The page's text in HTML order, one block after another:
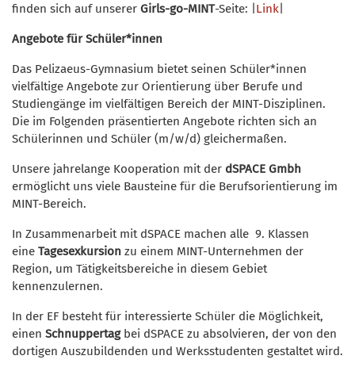
finden sich auf unserer Girls-go-MINT-Seite: | Link
Angebote für Schüler*innen
Das Pelizaeus-Gymnasium bietet seinen Schüler*innen
vielfältige Angebote zur Orientierung über Berufe und
Studiengänge im vielfältigen Bereich der MINT-Disziplinen.
Die im Folgenden präsentierten Angebote richten sich an
Schülerinnen und Schüler (m/w/d) gleichermaßen.
Unsere jahrelange Kooperation mit der dSPACE Gmbh
ermöglicht uns viele Bausteine für die Berufsorientierung im
MINT-Bereich.
In Zusammenarbeit mit dSPACE machen alle 9. Klassen
eine Tagesexkursion zu einem MINT-Unternehmen der
Region, um Tätigkeitsbereiche in diesem Gebiet
kennenzulernen.
In der EF besteht für interessierte Schüler die Möglichkeit,
einen Schnuppertagbei dSPACE zu absolvieren, der von den
dortigen Auszubildenden und Werksstudenten gestaltet wird.